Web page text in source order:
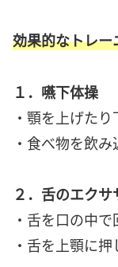
効果的なトレー
１．嚥下体操
・顎を上げた
・食べ物を飲
２．舌のエクサ
・舌を口の中で
・舌を上顎に押